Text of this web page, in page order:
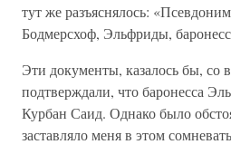
тут же разъяснялось:
Бодмерсхоф, Эльфриды,
Эти документы, казалось бы, со
подтверждали, что баронесса
Курбан Саид. Однако было
заставляло меня в этом